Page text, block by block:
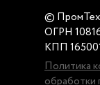
©
ОГРН
КПП
Политика
обработки